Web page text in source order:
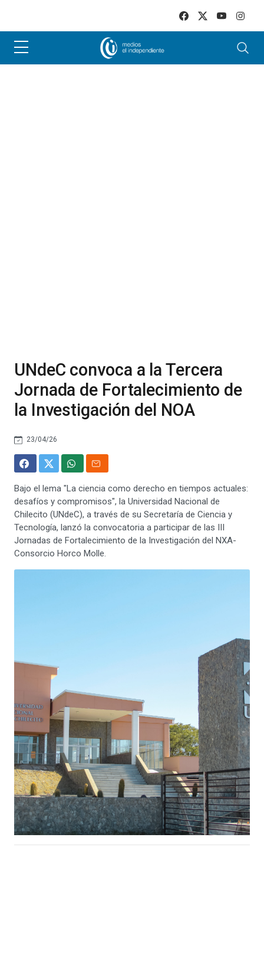
UNdeC convoca a la Tercera
Jornada de Fortalecimiento de
la Investigación del NOA
23/04/26
Bajo el lema "La ciencia como derecho en tiempos actuales:
desafíos y compromisos", la Universidad Nacional de
Chilecito (UNdeC), a través de su Secretaría de Ciencia y
Tecnología, lanzó la convocatoria a participar de las III
Jornadas de Fortalecimiento de la Investigación del NXA-
Consorcio Horco Molle.